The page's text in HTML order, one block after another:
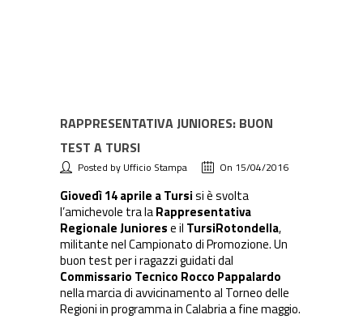
RAPPRESENTATIVA JUNIORES: BUON
TEST A TURSI
Posted by Ufficio Stampa On 15/04/2016
Giovedì 14 aprile a Tursisi è svolta
l’amichevole tra laRappresentativa
Regionale Juniorese il TursiRotondella,
militante nel Campionato di Promozione. Un
buon test per i ragazzi guidati dal
Commissario Tecnico Rocco Pappalardo
nella marcia di avvicinamento al Torneo delle
Regioni in programma in Calabria a fine maggio.